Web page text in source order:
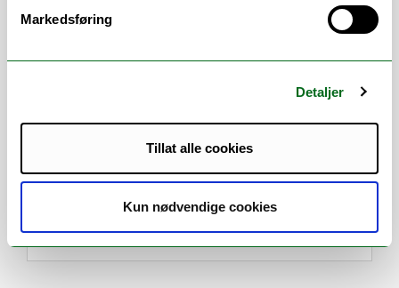
Markedsføring
Detaljer
Tillat alle cookies
Kun nødvendige cookies
learning/deep learning
Image Processing FYS-2010
Pattern Recognition FYS-3012 (fall
Machine Learning FYS-2021 (Starting
fall 2023)